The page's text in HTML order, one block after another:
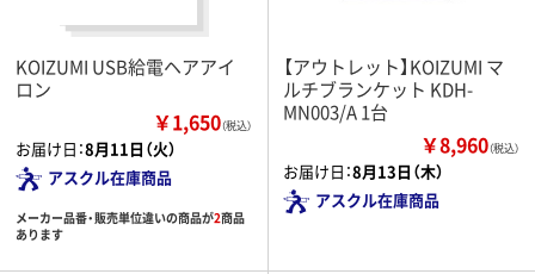
KOIZUMI USB給電ヘアアイ
ロン
￥1,650（税込）
お届け日：8月11日（火）
アスクル在庫商品
メーカー品番・販売単位違いの商品が2商品
あります
【アウトレット】KOIZUMI マ
ルチブランケット KDH-
MN003/A 1台
￥8,960（税込）
お届け日：8月13日（木）
アスクル在庫商品